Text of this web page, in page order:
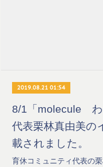
2019.08.21 01:54
8/1「molecule わ
代表栗林真由美の
載されました。
育休コミュニティ代表の